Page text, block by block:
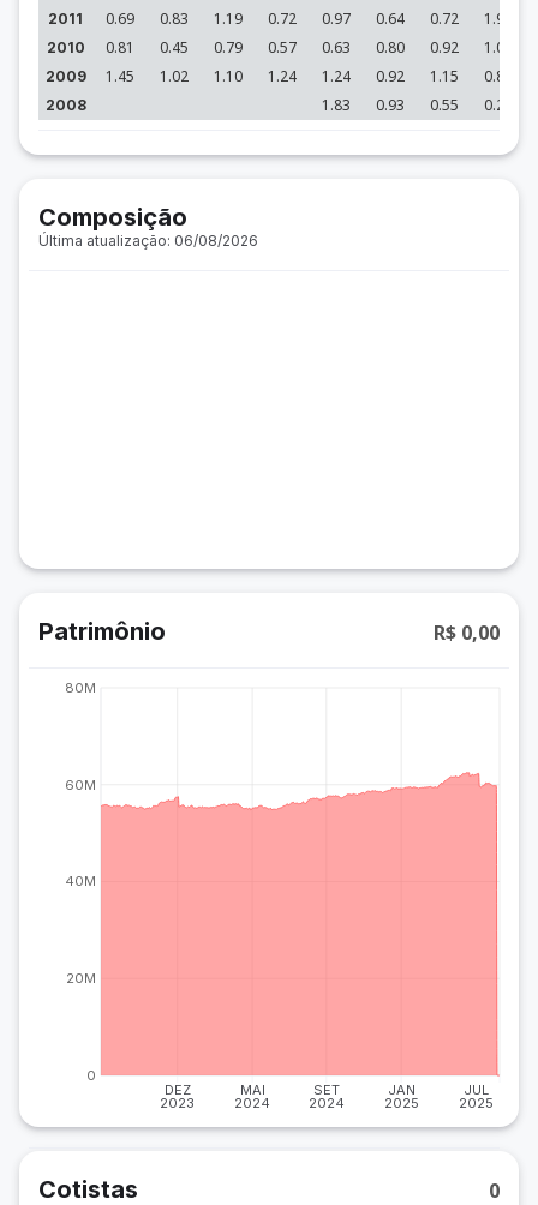
2011 0.69 0.83 1.19 0.72 0.97 0.64 0.72 1.91
2010 0.81 0.45 0.79 0.57 0.63 0.80 0.92 1.07
2009 1.45 1.02 1.10 1.24 1.24 0.92 1.15 0.86
2008 1.83 0.93 0.55 0.21
Composição
Última atualização: 06/08/2026
Patrimônio R$ 0,00
DEZ
2023
MAI
2024
SET
2024
JAN
2025
JUL
2025
0
20M
40M
60M
80M
Cotistas 0